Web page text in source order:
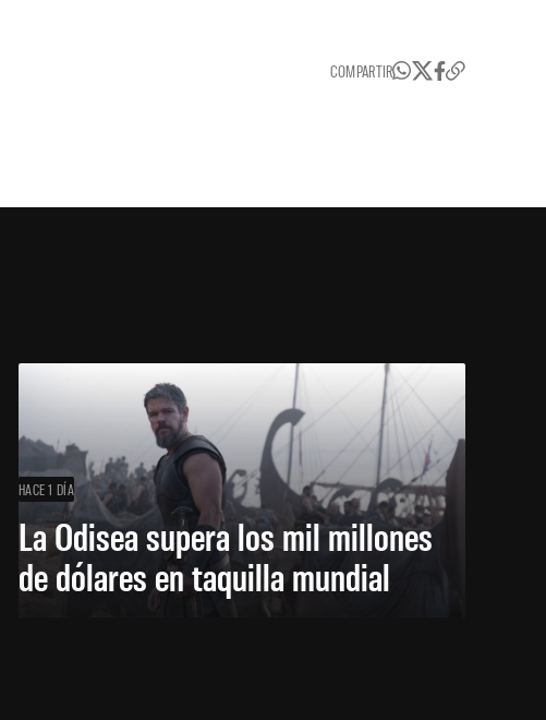
COMPARTIR
HACE 1 DÍA
La Odisea supera los mil millones
de dólares en taquilla mundial